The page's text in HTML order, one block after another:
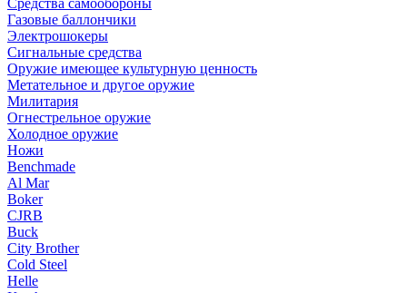
Средства самообороны
Газовые баллончики
Электрошокеры
Сигнальные средства
Оружие имеющее культурную ценность
Метательное и другое оружие
Милитария
Огнестрельное оружие
Холодное оружие
Ножи
Benchmade
Al Mar
Boker
CJRB
Buck
City Brother
Cold Steel
Helle